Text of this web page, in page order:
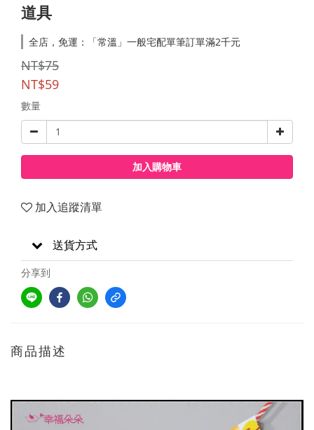
道具
全店，免運：「常溫」一般宅配單筆訂單滿2千元
NT$75
NT$59
數量
加入購物車
加入追蹤清單
送貨方式
分享到
商品描述